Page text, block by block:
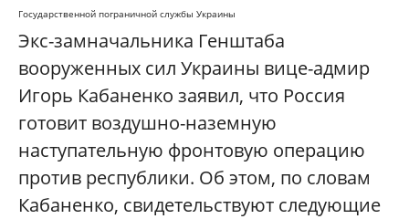
Государственной пограничной службы Украины
Экс-замначальника Генштаба
вооруженных сил Украины вице-адмир
Игорь Кабаненко заявил, что Россия
готовит воздушно-наземную
наступательную фронтовую операцию
против республики. Об этом, по словам
Кабаненко, свидетельствуют следующие